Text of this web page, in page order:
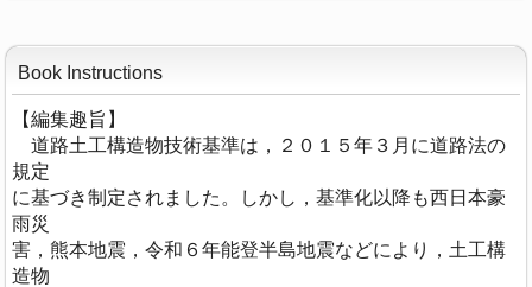
Book Instructions
【編集趣旨】
道路土工構造物技術基準は，２０１５年３月に道路法の
規定
に基づき制定されました。しかし，基準化以降も西日本豪
雨災
害，熊本地震，令和６年能登半島地震などにより，土工構
造物